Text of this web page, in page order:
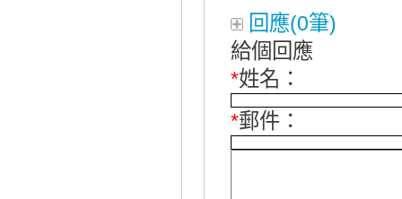
回應(0筆)
給個回應
*姓名：
*郵件：